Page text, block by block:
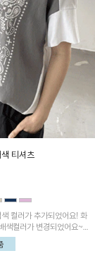
티셔츠
컬러가 추가되었어요! 화
색컬러가 변경되었어요~
유니크하면서 페이즐리 패
위기를 연출이 가능한 티셔